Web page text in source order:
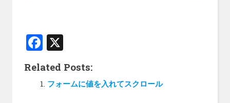
F
a
ce
b
X
Related Posts:
フォームに値を入れてスクロール